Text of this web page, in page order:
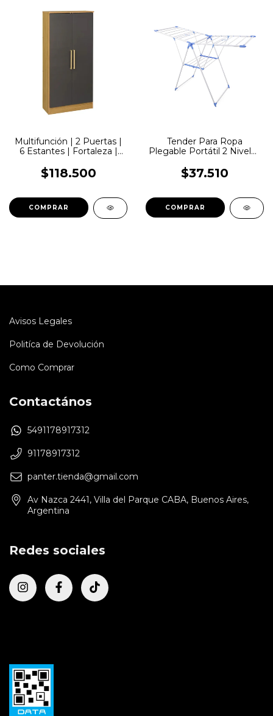
Multifunción | 2 Puertas |
6 Estantes | Fortaleza |
$118.500
Tender Para Ropa
Plegable Portátil 2 Niveles
$37.510
Avisos Legales
Politíca de Devolución
Como Comprar
Contactános
5491178917312
91178917312
panter.tienda@gmail.com
Av Nazca 2441, Villa del Parque CABA, Buenos Aires,
Argentina
Redes sociales